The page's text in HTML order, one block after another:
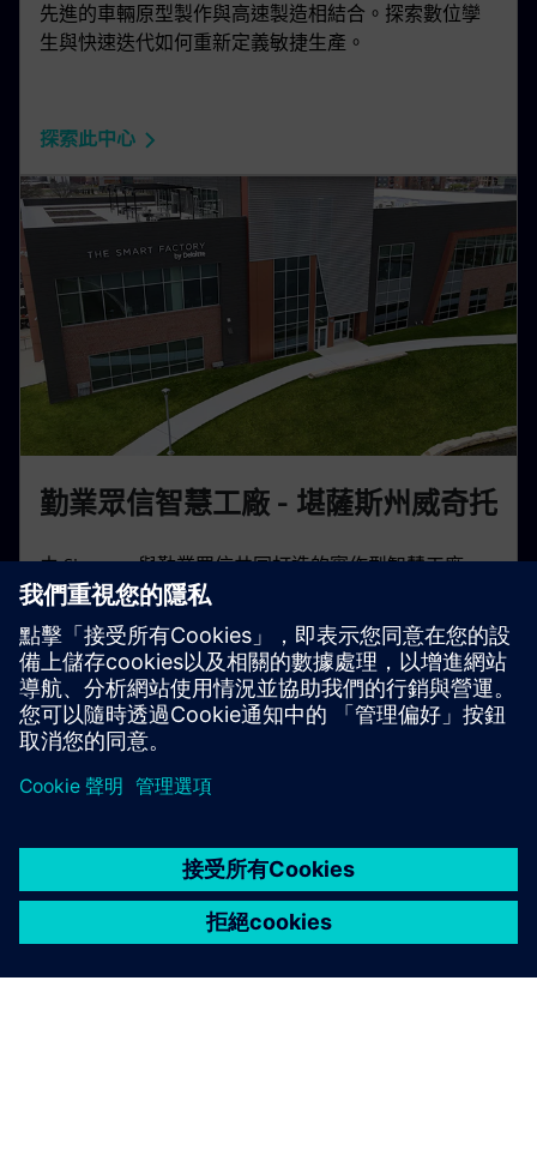
先進的車輛原型製作與高速製造相結合。探索數位孿
生與快速迭代如何重新定義敏捷生產。
探索此中心
勤業眾信智慧工廠 - 堪薩斯州威奇托
由 Siemens 與勤業眾信共同打造的實作型智慧工廠。
了解數位孿生與自動化如何優化實際生產工作流程。
探索此中心